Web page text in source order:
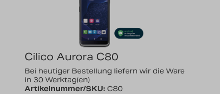
Cilico Aurora C80
Bei heutiger Bestellung liefern wir die Ware
in 30 Werktag(en)
Artikelnummer/SKU: C80